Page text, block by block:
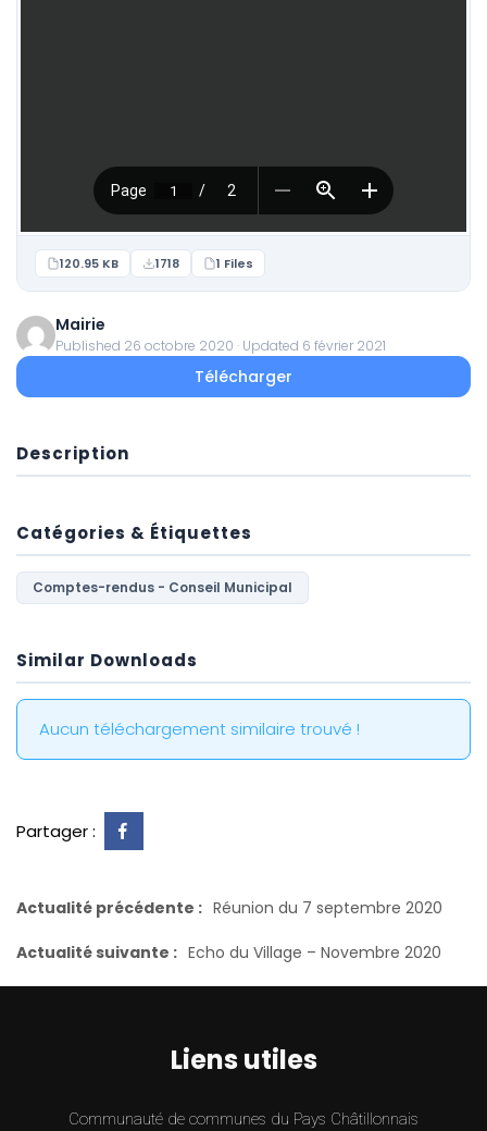
120.95 KB 1718 1 Files
Mairie
Published 26 octobre 2020 · Updated 6 février 2021
Télécharger
Description
Catégories & Étiquettes
Comptes-rendus - Conseil Municipal
Similar Downloads
Aucun téléchargement similaire trouvé !
Partager :
Actualité précédente : Réunion du 7 septembre 2020
Actualité suivante : Echo du Village – Novembre 2020
Liens utiles
Communauté de communes du Pays Châtillonnais